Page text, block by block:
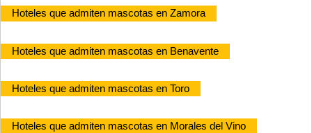
Hoteles que admiten mascotas en Zamora
Hoteles que admiten mascotas en Benavente
Hoteles que admiten mascotas en Toro
Hoteles que admiten mascotas en Morales del Vino